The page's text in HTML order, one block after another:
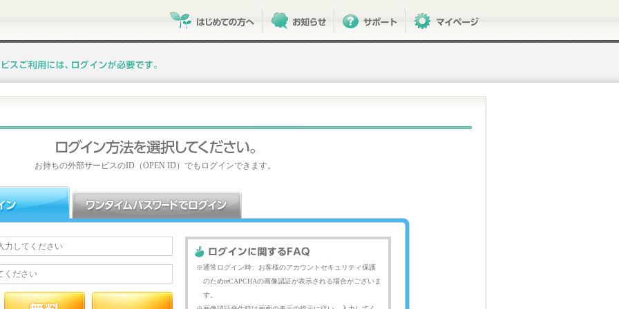
お持ちの外部サービスのID（OPEN ID）でもログインできます。
通常ログイン時、お客様のアカウントセキュリティ保護
のためreCAPCHAの画像認証が表示される場合がございま
す。